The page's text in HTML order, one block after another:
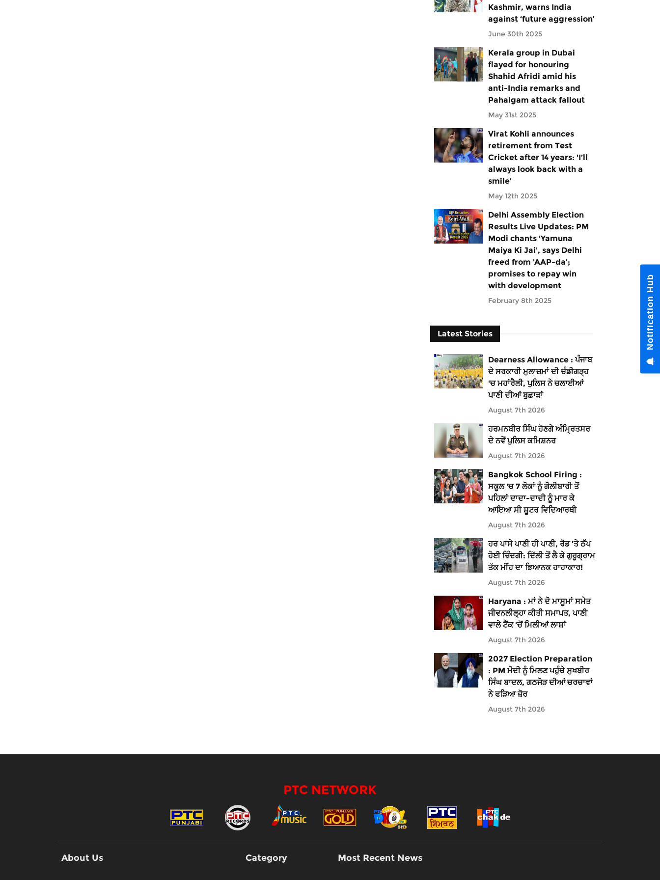
Kashmir, warns India
against ‘future aggression’
June 30th 2025
Kerala group in Dubai
flayed for honouring
Shahid Afridi amid his
anti-India remarks and
Pahalgam attack fallout
May 31st 2025
Virat Kohli announces
retirement from Test
Cricket after 14 years: 'I’ll
always look back with a
smile'
May 12th 2025
Delhi Assembly Election
Results Live Updates: PM
Modi chants 'Yamuna
Maiya Ki Jai', says Delhi
freed from 'AAP-da';
promises to repay win
with development
February 8th 2025
Latest Stories
Dearness Allowance : ਪੰਜਾਬ
ਦੇ ਸਰਕਾਰੀ ਮੁਲਾਜ਼ਮਾਂ ਦੀ ਚੰਡੀਗੜ੍ਹ
'ਚ ਮਹਾਂਰੈਲੀ, ਪੁਲਿਸ ਨੇ ਚਲਾਈਆਂ
ਪਾਣੀ ਦੀਆਂ ਬੁਛਾੜਾਂ
August 7th 2026
ਹਰਮਨਬੀਰ ਸਿੰਘ ਹੋਣਗੇ ਅੰਮ੍ਰਿਤਸਰ
ਦੇ ਨਵੇਂ ਪੁਲਿਸ ਕਮਿਸ਼ਨਰ
August 7th 2026
Bangkok School Firing :
ਸਕੂਲ 'ਚ 7 ਲੋਕਾਂ ਨੂੰ ਗੋਲੀਬਾਰੀ ਤੋਂ
ਪਹਿਲਾਂ ਦਾਦਾ-ਦਾਦੀ ਨੂੰ ਮਾਰ ਕੇ
ਆਇਆ ਸੀ ਸ਼ੂਟਰ ਵਿਦਿਆਰਥੀ
August 7th 2026
ਹਰ ਪਾਸੇ ਪਾਣੀ ਹੀ ਪਾਣੀ, ਰੋਡ 'ਤੇ ਠੱਪ
ਹੋਈ ਜ਼ਿੰਦਗੀ: ਦਿੱਲੀ ਤੋਂ ਲੈ ਕੇ ਗੁਰੂਗ੍ਰਾਮ
ਤੱਕ ਮੀਂਹ ਦਾ ਭਿਆਨਕ ਹਾਹਾਕਾਰ!
August 7th 2026
Haryana : ਮਾਂ ਨੇ ਦੋ ਮਾਸੂਮਾਂ ਸਮੇਤ
ਜੀਵਨਲੀਲ੍ਹਾ ਕੀਤੀ ਸਮਾਪਤ, ਪਾਣੀ
ਵਾਲੇ ਟੈਂਕ 'ਚੋਂ ਮਿਲੀਆਂ ਲਾਸ਼ਾਂ
August 7th 2026
2027 Election Preparation
: PM ਮੋਦੀ ਨੂੰ ਮਿਲਣ ਪਹੁੰਚੇ ਸੁਖਬੀਰ
ਸਿੰਘ ਬਾਦਲ, ਗਠਜੋੜ ਦੀਆਂ ਚਰਚਾਵਾਂ
ਨੇ ਫੜਿਆ ਜ਼ੋਰ
August 7th 2026
PTC NETWORK
About Us Category Most Recent News
Notification Hub